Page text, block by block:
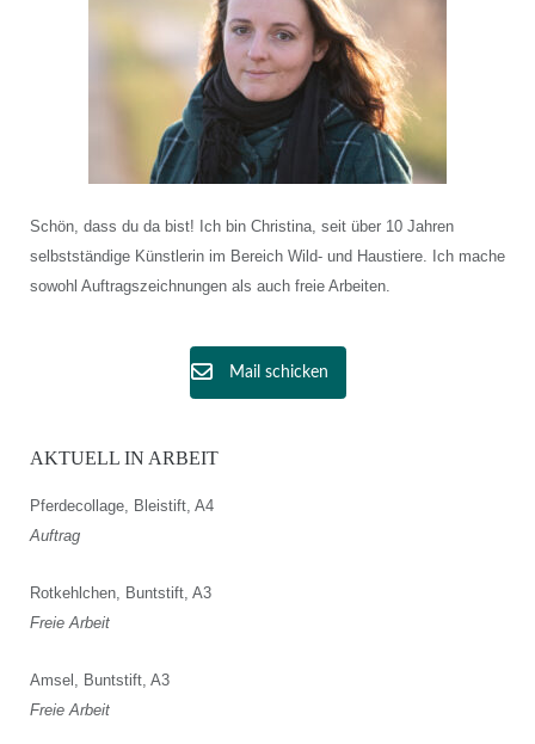
Schön, dass du da bist! Ich bin Christina, seit über 10 Jahren
selbstständige Künstlerin im Bereich Wild- und Haustiere. Ich mache
sowohl Auftragszeichnungen als auch freie Arbeiten.
Mail schicken
AKTUELL IN ARBEIT
Pferdecollage, Bleistift, A4
Auftrag
Rotkehlchen, Buntstift, A3
Freie Arbeit
Amsel, Buntstift, A3
Freie Arbeit